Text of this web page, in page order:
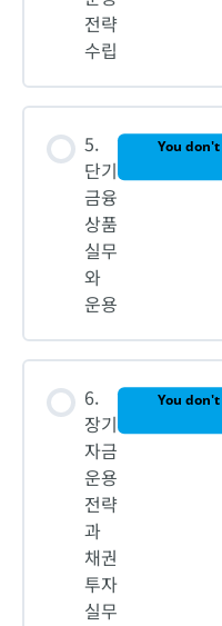
전략
수립
5.
단기
금융
상품
실무
와
운용
You
6.
장기
자금
운용
전략
과
채권
투자
실무
You